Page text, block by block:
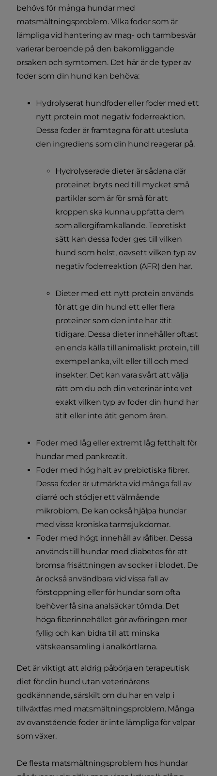
behövs för många hundar med
matsmältningsproblem. Vilka foder som är
lämpliga vid hantering av mag- och tarmbesvär
varierar beroende på den bakomliggande
orsaken och symtomen. Det här är de typer av
foder som din hund kan behöva:
Hydrolyserat hundfoder eller foder med ett
nytt protein mot negativ foderreaktion.
Dessa foder är framtagna för att utesluta
den ingrediens som din hund reagerar på.
Hydrolyserade dieter är sådana där
proteinet bryts ned till mycket små
partiklar som är för små för att
kroppen ska kunna uppfatta dem
som allergiframkallande. Teoretiskt
sätt kan dessa foder ges till vilken
hund som helst, oavsett vilken typ av
negativ foderreaktion (AFR) den har.
Dieter med ett nytt protein används
för att ge din hund ett eller flera
proteiner som den inte har ätit
tidigare. Dessa dieter innehåller oftast
en enda källa till animaliskt protein, till
exempel anka, vilt eller till och med
insekter. Det kan vara svårt att välja
rätt om du och din veterinär inte vet
exakt vilken typ av foder din hund har
ätit eller inte ätit genom åren.
Foder med låg eller extremt låg fetthalt för
hundar med pankreatit.
Foder med hög halt av prebiotiska fibrer.
Dessa foder är utmärkta vid många fall av
diarré och stödjer ett välmående
mikrobiom. De kan också hjälpa hundar
med vissa kroniska tarmsjukdomar.
Foder med högt innehåll av råfiber. Dessa
används till hundar med diabetes för att
bromsa frisättningen av socker i blodet. De
är också användbara vid vissa fall av
förstoppning eller för hundar som ofta
behöver få sina analsäckar tömda. Det
höga fiberinnehållet gör avföringen mer
fyllig och kan bidra till att minska
vätskeansamling i analkörtlarna.
Det är viktigt att aldrig påbörja en terapeutisk
diet för din hund utan veterinärens
godkännande, särskilt om du har en valp i
tillväxtfas med matsmältningsproblem. Många
av ovanstående foder är inte lämpliga för valpar
som växer.
De flesta matsmältningsproblem hos hundar